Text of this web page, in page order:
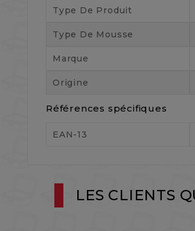
Type De Produit
Type De Mousse
Marque
Origine
Références spécifiques
EAN-13
LES CLIENTS